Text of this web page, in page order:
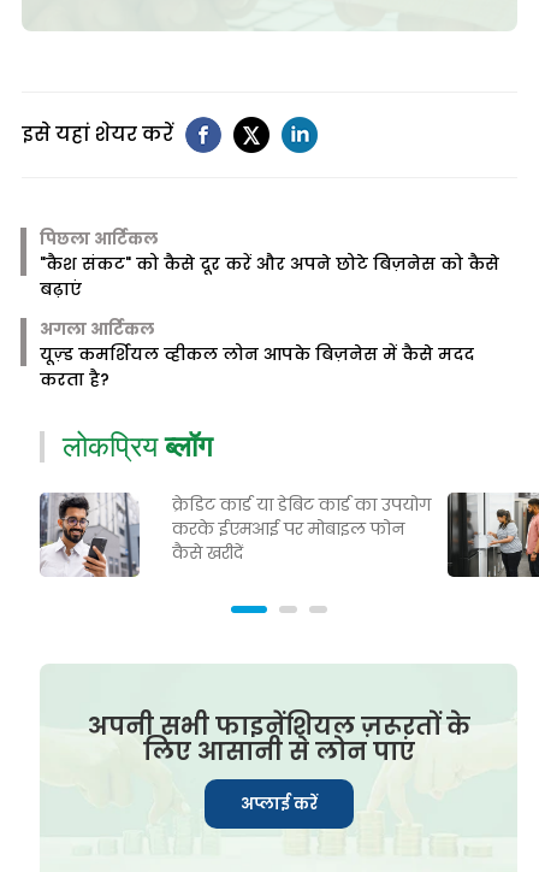
इसे यहां शेयर करें
पिछला आर्टिकल
"कैश संकट" को कैसे दूर करें और अपने छोटे बिज़नेस को कैसे
बढ़ाएं
अगला आर्टिकल
यूज़्ड कमर्शियल व्हीकल लोन आपके बिज़नेस में कैसे मदद
करता है?
लोकप्रियब्लॉग
क्रेडिट कार्ड या डेबिट कार्ड का उपयोग
करके ईएमआई पर मोबाइल फोन
कैसे खरीदें
अपनी सभी फाइनेंशियल ज़रूरतों के
लिए आसानी से लोन पाएं
अप्लाई करें